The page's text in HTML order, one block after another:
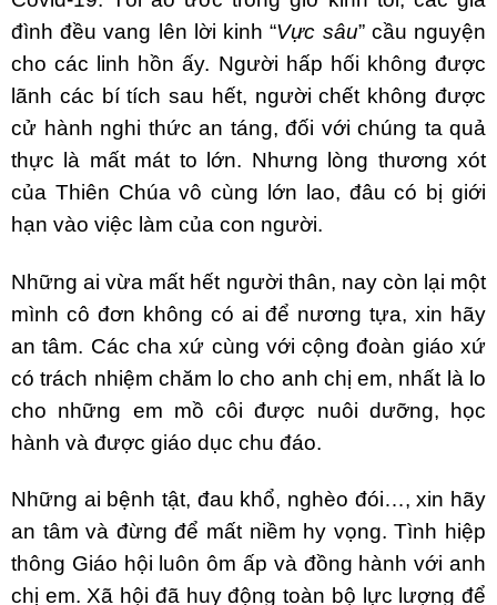
đình đều vang lên lời kinh “Vực sâu” cầu nguyện
cho các linh hồn ấy. Người hấp hối không được
lãnh các bí tích sau hết, người chết không được
cử hành nghi thức an táng, đối với chúng ta quả
thực là mất mát to lớn. Nhưng lòng thương xót
của Thiên Chúa vô cùng lớn lao, đâu có bị giới
hạn vào việc làm của con người.
Những ai vừa mất hết người thân, nay còn lại một
mình cô đơn không có ai để nương tựa, xin hãy
an tâm. Các cha xứ cùng với cộng đoàn giáo xứ
có trách nhiệm chăm lo cho anh chị em, nhất là lo
cho những em mồ côi được nuôi dưỡng, học
hành và được giáo dục chu đáo.
Những ai bệnh tật, đau khổ, nghèo đói…, xin hãy
an tâm và đừng để mất niềm hy vọng. Tình hiệp
thông Giáo hội luôn ôm ấp và đồng hành với anh
chị em. Xã hội đã huy động toàn bộ lực lượng để